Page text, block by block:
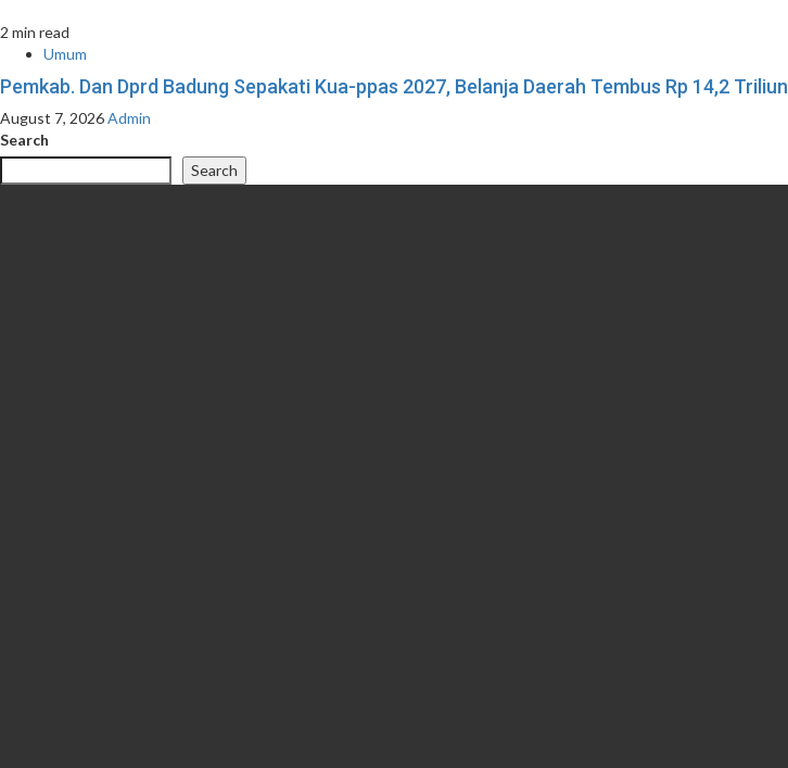
2 min read
Umum
Pemkab. Dan Dprd Badung Sepakati Kua-ppas 2027, Belanja Daerah Tembus Rp 14,2 Triliun
August 7, 2026Admin
Search
Search